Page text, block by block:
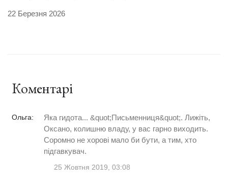
22 Березня 2026
Коментарі
Ольга:
Яка гидота... &quot;Письменниця&quot;. Лижiть,
Оксано, колишню владу, у вас гарно виходить.
Соромно не хоровi мало би бути, а тим, хто
пiдгавкувач.
25 Жовтня 2019, 03:08